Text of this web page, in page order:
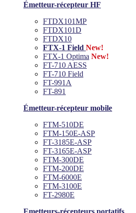
Émetteur-récepteur HF
FTDX101MP
FTDX101D
FTDX10
FTX-1 Field New!
FTX-1 Optima New!
FT-710 AESS
FT-710 Field
FT-991A
FT-891
Émetteur-récepteur mobile
FTM-510DE
FTM-150E-ASP
FT-3185E-ASP
FT-3165E-ASP
FTM-300DE
FTM-200DE
FTM-6000E
FTM-3100E
FT-2980E
Emetteurs-récepteurs portatifs